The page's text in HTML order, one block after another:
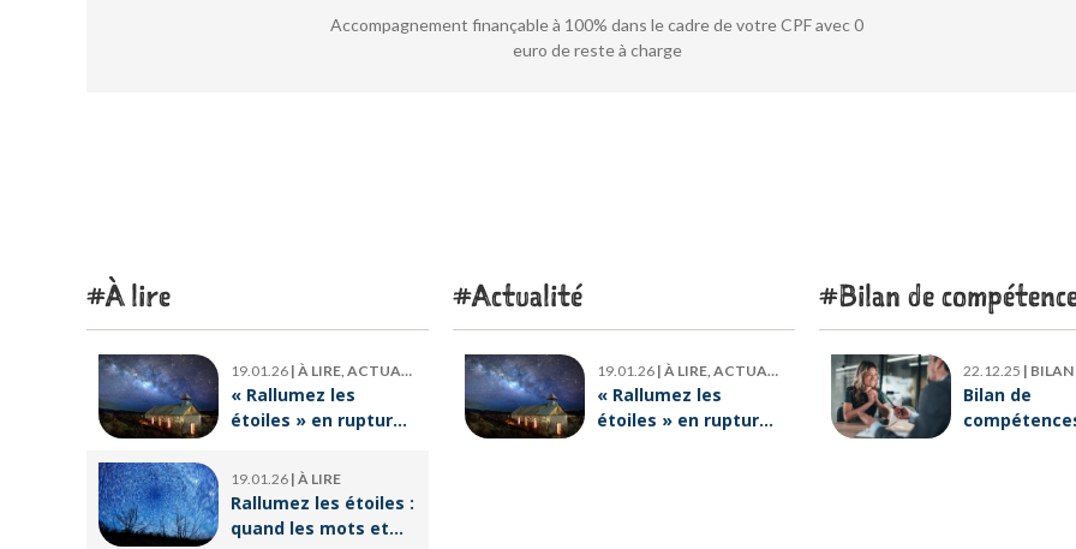
Accompagnement finançable à 100% dans le cadre de votre CPF avec 0
euro de reste à charge
À lire
19.01.26 | À LIRE, ACTUALITÉ
« Rallumez les
étoiles » en rupture
le livre d’Emeric
Lebreton dès
maintenant ?
19.01.26 | À LIRE
Rallumez les étoiles :
quand les mots et
Actualité
19.01.26 | À LIRE, ACTUALITÉ
« Rallumez les
étoiles » en rupture
Bilan de
22.12.25 | BILAN DE
Bilan de